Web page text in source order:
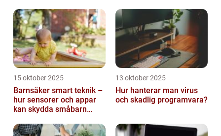
15 oktober 2025
Barnsäker smart teknik –
hur sensorer och appar
kan skydda småbarn
13 oktober 2025
Hur hanterar man virus
och skadlig programvara?